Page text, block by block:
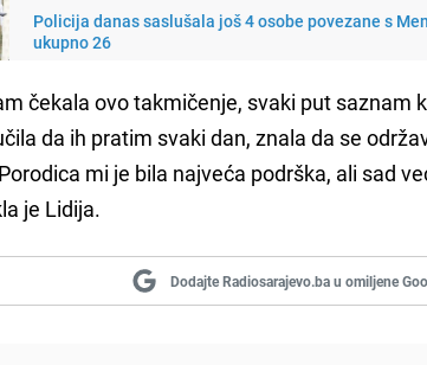
Policija danas saslušala još 4 osobe povezane s
ukupno 26
čekala ovo takmičenje, svaki put saznam
da ih pratim svaki dan, znala da se
mi je bila najveća podrška, ali sad
je Lidija.
Dodajte Radiosarajevo.ba u omiljene